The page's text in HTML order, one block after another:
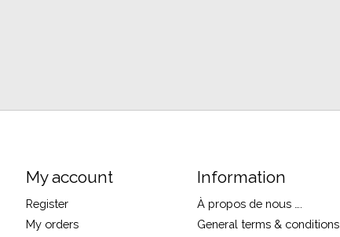
My account
Register
My orders
Information
À propos de nous ….
General terms & conditions